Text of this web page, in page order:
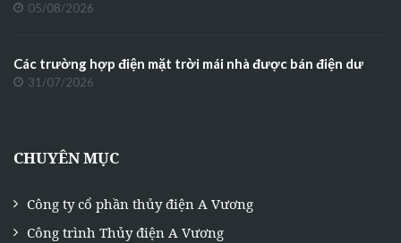
05/08/2026
Các trường hợp điện mặt trời mái nhà được bán điện dư
31/07/2026
CHUYÊN MỤC
Công ty cổ phần thủy điện A Vương
Công trình Thủy điện A Vương